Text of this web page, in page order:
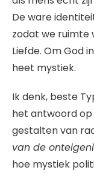
De ware
zodat we ruimte
Liefde. Om God
heet mystiek.
Ik denk, beste
het antwoord
gestalten van
van de
hoe mystiek